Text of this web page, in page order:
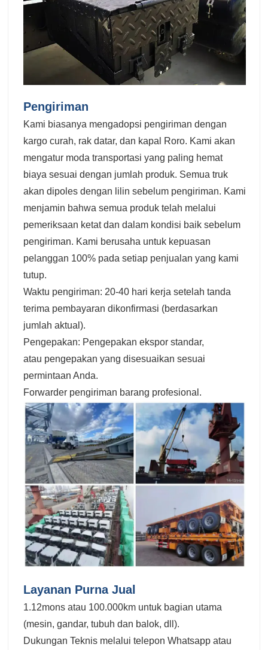
Pengiriman
Kami biasanya mengadopsi pengiriman dengan
kargo curah, rak datar, dan kapal Roro. Kami akan
mengatur moda transportasi yang paling hemat
biaya sesuai dengan jumlah produk. Semua truk
akan dipoles dengan lilin sebelum pengiriman. Kami
menjamin bahwa semua produk telah melalui
pemeriksaan ketat dan dalam kondisi baik sebelum
pengiriman. Kami berusaha untuk kepuasan
pelanggan 100% pada setiap penjualan yang kami
tutup.
Waktu pengiriman: 20-40 hari kerja setelah tanda
terima pembayaran dikonfirmasi (berdasarkan
jumlah aktual).
Pengepakan: Pengepakan ekspor standar,
atau pengepakan yang disesuaikan sesuai
permintaan Anda.
Forwarder pengiriman barang profesional.
Layanan Purna Jual
1.12mons atau 100.000km untuk bagian utama
(mesin, gandar, tubuh dan balok, dll).
Dukungan Teknis melalui telepon Whatsapp atau